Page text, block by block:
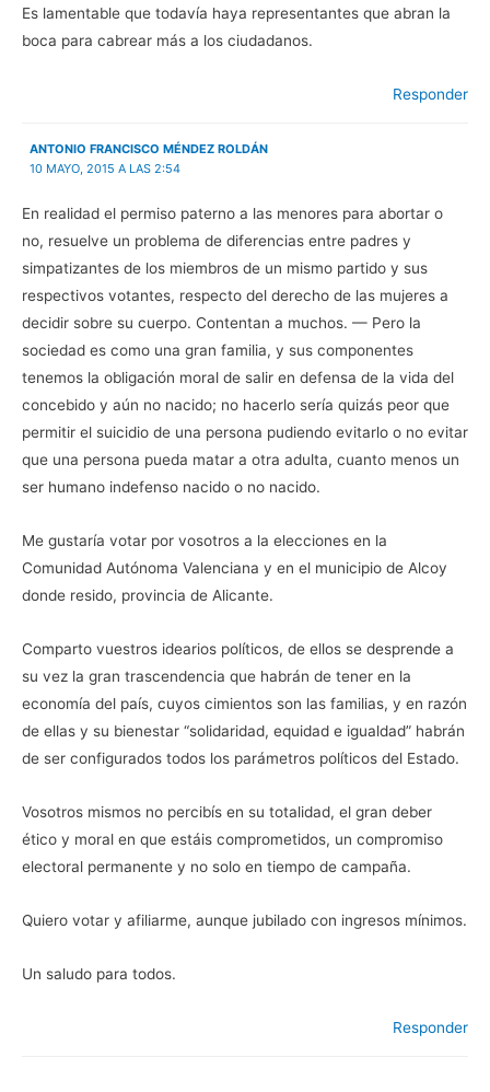
a
n
e
n
u
e
v
a
n
e
a
b
e
n
n
e
a
Es lamentable que todavía haya representantes que abran la
boca para cabrear más a los ciudadanos.
Responder
ANTONIO FRANCISCO MÉNDEZ ROLDÁN
10 MAYO, 2015 A LAS 2:54
En realidad el permiso paterno a las menores para abortar o
no, resuelve un problema de diferencias entre padres y
simpatizantes de los miembros de un mismo partido y sus
respectivos votantes, respecto del derecho de las mujeres a
decidir sobre su cuerpo. Contentan a muchos. — Pero la
sociedad es como una gran familia, y sus componentes
tenemos la obligación moral de salir en defensa de la vida del
concebido y aún no nacido; no hacerlo sería quizás peor que
permitir el suicidio de una persona pudiendo evitarlo o no evitar
que una persona pueda matar a otra adulta, cuanto menos un
ser humano indefenso nacido o no nacido.
Me gustaría votar por vosotros a la elecciones en la
Comunidad Autónoma Valenciana y en el municipio de Alcoy
donde resido, provincia de Alicante.
Comparto vuestros idearios políticos, de ellos se desprende a
su vez la gran trascendencia que habrán de tener en la
economía del país, cuyos cimientos son las familias, y en razón
de ellas y su bienestar “solidaridad, equidad e igualdad” habrán
de ser configurados todos los parámetros políticos del Estado.
Vosotros mismos no percibís en su totalidad, el gran deber
ético y moral en que estáis comprometidos, un compromiso
electoral permanente y no solo en tiempo de campaña.
Quiero votar y afiliarme, aunque jubilado con ingresos mínimos.
Un saludo para todos.
Responder